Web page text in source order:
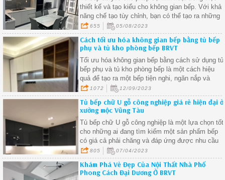
thiết kế và tạo kiểu cho không gian bếp. Với khả
năng chế tạo tùy chỉnh, bạn có thể tạo ra những
chi tiết riêng biệt và độc đáo trong tủ bếp của
mình
655 05/08/2023
Cách tối ưu hóa không gian bếp bằng tủ bếp
phụ và tủ kho phòng bếp BRVT
Tối ưu hóa không gian bếp bằng cách sử dụng tủ
bếp phụ và tủ kho phòng bếp là một cách hiệu
quả để tạo ra một bếp tiện nghi, ngăn nắp và
thẩm mỹ.
1072 12/09/2023
Tủ bếp chữ U gỗ công nghiệp giá rẻ hiện đại ở
xưởng mộc Vũng Tàu
Tủ bếp chữ U gỗ công nghiệp là một lựa chọn tốt
cho những ai đang tìm kiếm một sản phẩm bếp
có giá cả phải chăng và đáp ứng được nhu cầu
sử dụng hàng ngày đảm bảo sản phẩm đáp ứng
được nhu cầu của bạn và có độ bền cao.
805 07/04/2023
Khám Phá Vẻ Đẹp Của Nội Thất Nhà Phố
Phong Cách Đại Dương Ở BRVT